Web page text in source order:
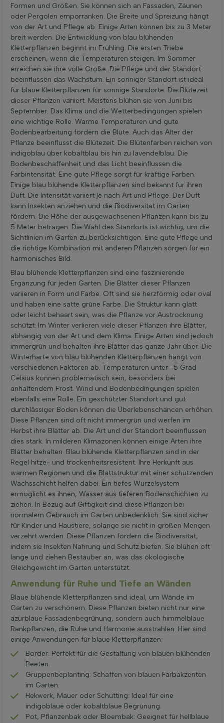
Formen und Größen. Sie können sich an Fassaden, Zäunen
oder Pergolen emporranken. Die Breite und Spreizung hängt
von der Art und Pflege ab. Einige Arten können bis zu 3 Meter
breit werden. Die Entwicklung von blau blühenden
Kletterpflanzen beginnt im Frühling. Die ersten Triebe
erscheinen, wenn die Temperaturen steigen. Im Sommer
erreichen sie ihre volle Größe. Die Pflege und der Standort
beeinflussen das Wachstum. Ein sonniger Standort ist ideal
für blaue Kletterpflanzen für sonnige Standorte. Die Blütezeit
dieser Pflanzen variiert. Meistens blühen sie von Juni bis
September. Das Klima und die Wetterbedingungen spielen
eine wichtige Rolle. Warme Temperaturen und gute
Bodenbearbeitung fördern die Blüte. Auch das Alter der
Pflanze beeinflusst die Blütezeit. Die Blütenfarben reichen von
indigoblau über kobaltblau bis hin zu lavendelblau. Die
Bodenbeschaffenheit und das Licht beeinflussen die
Farbintensität. Eine gute Pflege sorgt für kräftige Farben.
Einige blau blühende Kletterpflanzen sind bekannt für ihren
Duft. Die Intensität variiert je nach Art und Pflege. Der Duft
kann Insekten anziehen und die Biodiversität im Garten
fördern. Die Höhe der ausgewachsenen Pflanzen kann bis zu
5 Meter betragen. Die Wahl des Standorts ist wichtig, um die
Sichtlinien im Garten zu berücksichtigen. Eine gute Pflege und
die richtige Kombination mit anderen Pflanzen sorgen für ein
harmonisches Bild.
Blau blühende Kletterpflanzen sind eine faszinierende
Ergänzung für jeden Garten. Die Blätter dieser Pflanzen
variieren in Form und Farbe. Oft sind sie herzförmig oder oval
und haben eine satte grüne Farbe. Die Struktur kann glatt
oder leicht behaart sein, was die Pflanze vor Austrocknung
schützt. Im Winter verlieren viele dieser Pflanzen ihre Blätter,
abhängig von der Art und dem Klima. Einige Arten sind jedoch
immergrün und behalten ihre Blätter das ganze Jahr über. Die
Winterhärte von blau blühenden Kletterpflanzen hängt von
verschiedenen Faktoren ab. Temperaturen unter -5 Grad
Celsius können problematisch sein, besonders bei
anhaltendem Frost. Wind und Bodenbedingungen spielen
ebenfalls eine Rolle. Ein geschützter Standort und gut
durchlässiger Boden können die Überlebenschancen erhöhen.
Diese Pflanzen sind oft nicht immergrün und werfen im
Herbst ihre Blätter ab. Die Art und der Standort beeinflussen
dies stark. In milderen Klimazonen können einige Arten ihre
Blätter behalten. Blau blühende Kletterpflanzen sind in der
Regel hitze- und trockenheitsresistent. Ihre Herkunft aus
warmen Regionen und die Blattstruktur mit einer schützenden
Wachsschicht helfen dabei. Ein tiefes Wurzelsystem
ermöglicht es ihnen, Wasser aus tieferen Bodenschichten zu
ziehen. In Bezug auf Giftigkeit sind diese Pflanzen bei
normalem Gebrauch im Garten unbedenklich. Sie sind sicher
für Kinder und Haustiere, solange sie nicht in großen Mengen
verzehrt werden. Diese Pflanzen fördern die Biodiversität,
indem sie Insekten Nahrung und Schutz bieten. Sie blühen oft
lange und ziehen Bestäuber an, was das ökologische
Gleichgewicht im Garten unterstützt.
Anwendung für Ruhe und Tiefe an Wänden
Blaue blühende Kletterpflanzen sind ideal, um Wände im
Garten zu verschönern. Diese Pflanzen bieten nicht nur eine
azurblaue Fassadenbegrünung, sondern auch himmelblaue
Rankpflanzen, die Ruhe und Harmonie ausstrahlen. Hier sind
einige Anwendungen für blaue Kletterpflanzen:
Border: Perfekt für die Gestaltung von blauen blühenden
Beeten.
Gruppenbeplanting: Schaffen von blauen Farbakzenten
im Garten.
Hekwerk, Mauer oder Schutting: Ideal für eine
indigoblaue oder kobaltblaue Begrünung.
Pot, Pflanzenbak oder Bloembak: Geeignet für hellblaue